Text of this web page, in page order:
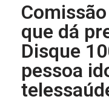
que dá
Disque
pessoa